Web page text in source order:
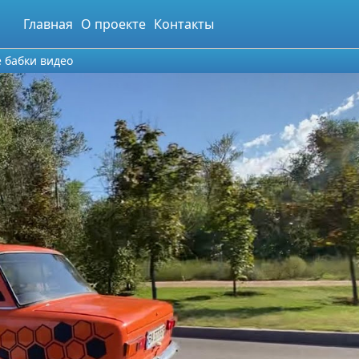
Главная О проекте Контакты
бабки видео